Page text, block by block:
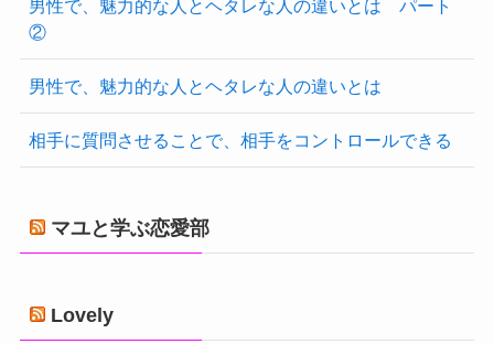
男性で、魅力的な人とヘタレな人の違いとは パート
②
男性で、魅力的な人とヘタレな人の違いとは
相手に質問させることで、相手をコントロールできる
マユと学ぶ恋愛部
Lovely